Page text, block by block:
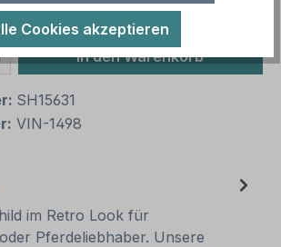
Gib den gewünschten
In den Warenkorb
SH15631
VIN-1498
im Retro Look für
Pferdeliebhaber. Unsere
Cookies akzeptieren